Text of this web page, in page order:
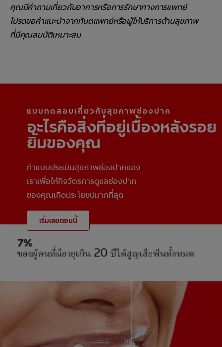
คุณมีคำถามเกี่ยวกับอาการหรือการรักษาทางการแพทย์
โปรดขอคำแนะนำจากทันตแพทย์หรือผู้ให้บริการด้านสุขภาพ
ที่มีคุณสมบัติเหมาะสม
แบบทดสอบเกี่ยวกับสุขภาพช่องปาก
อะไรคือสิ่งที่อยู่เบื้องหลังรอย
ยิ้มของคุณ
ทำแบบประเมินสุขภาพช่องปากของ
เราเพื่อให้กิจวัตรการดูแลช่องปาก
ของคุณเกิดประโยชน์มากที่สุด
เริ่มเลยตอนนี้